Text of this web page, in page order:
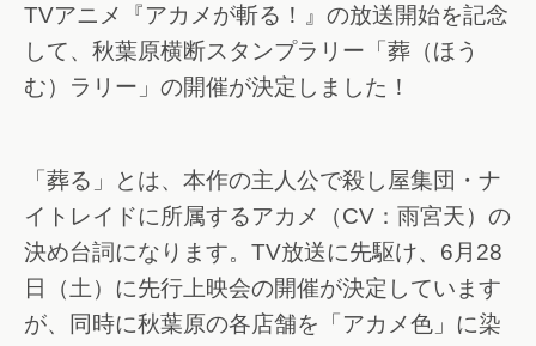
TVアニメ『アカメが斬る！』の放送開始を記念
して、秋葉原横断スタンプラリー「葬（ほう
む）ラリー」の開催が決定しました！
「葬る」とは、本作の主人公で殺し屋集団・ナ
イトレイドに所属するアカメ（CV：雨宮天）の
決め台詞になります。TV放送に先駆け、6月28
日（土）に先行上映会の開催が決定しています
が、同時に秋葉原の各店舗を「アカメ色」に染